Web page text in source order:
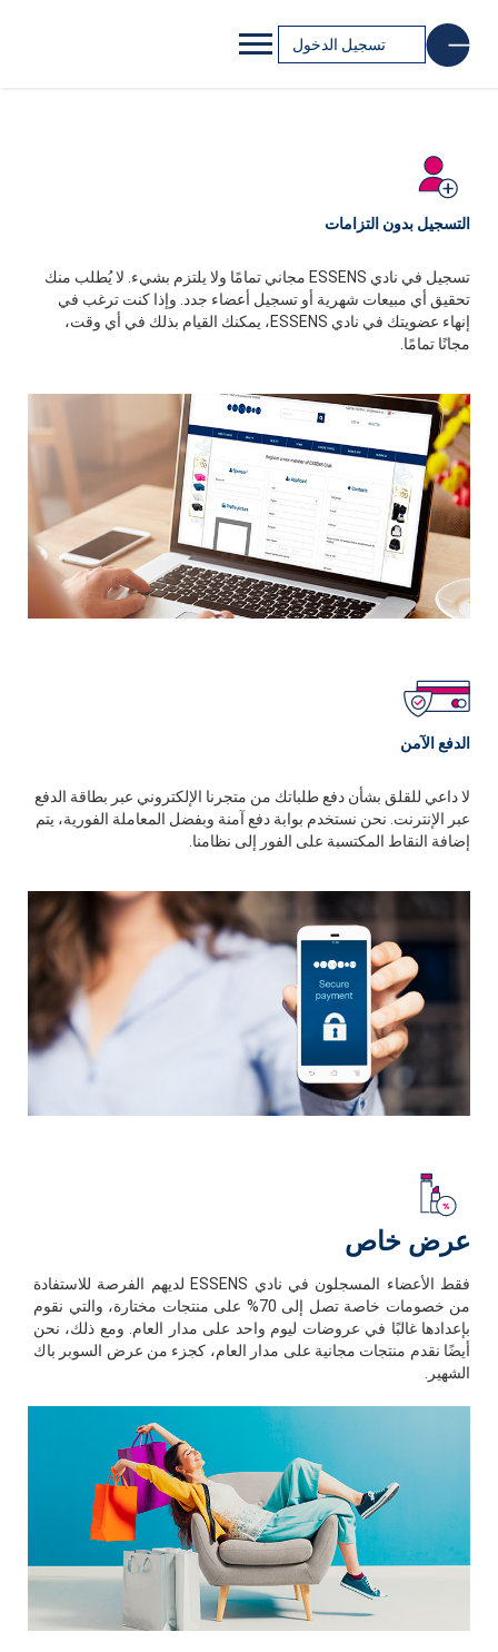
تسجيل الدخول
التسجيل بدون التزامات
تسجيل في نادي ESSENS مجاني تمامًا ولا يلتزم بشيء. لا يُطلب منك
تحقيق أي مبيعات شهرية أو تسجيل أعضاء جدد. وإذا كنت ترغب في
إنهاء عضويتك في نادي ESSENS، يمكنك القيام بذلك في أي وقت،
مجانًا تمامًا.
الدفع الآمن
لا داعي للقلق بشأن دفع طلباتك من متجرنا الإلكتروني عبر بطاقة الدفع
عبر الإنترنت. نحن نستخدم بوابة دفع آمنة وبفضل المعاملة الفورية، يتم
إضافة النقاط المكتسبة على الفور إلى نظامنا.
عرض خاص
فقط الأعضاء المسجلون في نادي ESSENS لديهم الفرصة للاستفادة
من خصومات خاصة تصل إلى 70% على منتجات مختارة، والتي نقوم
بإعدادها غالبًا في عروضات ليوم واحد على مدار العام. ومع ذلك، نحن
أيضًا نقدم منتجات مجانية على مدار العام، كجزء من عرض السوبر باك
الشهير.